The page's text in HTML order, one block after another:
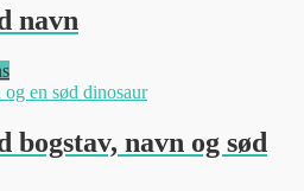
varesiden
flere
varianter.
kan
vælges
varesiden
navn
Dette
vare
flere
varianter.
bogstav, navn og sød